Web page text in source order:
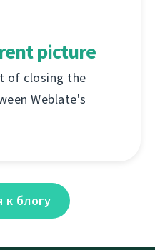
picture
of closing the
Weblate's
к блогу